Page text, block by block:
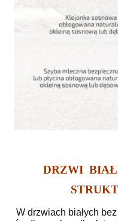
DRZWI
W drzwiach białych